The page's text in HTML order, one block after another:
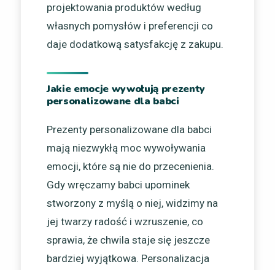
projektowania produktów według
własnych pomysłów i preferencji co
daje dodatkową satysfakcję z zakupu.
Jakie emocje wywołują prezenty
personalizowane dla babci
Prezenty personalizowane dla babci
mają niezwykłą moc wywoływania
emocji, które są nie do przecenienia.
Gdy wręczamy babci upominek
stworzony z myślą o niej, widzimy na
jej twarzy radość i wzruszenie, co
sprawia, że chwila staje się jeszcze
bardziej wyjątkowa. Personalizacja